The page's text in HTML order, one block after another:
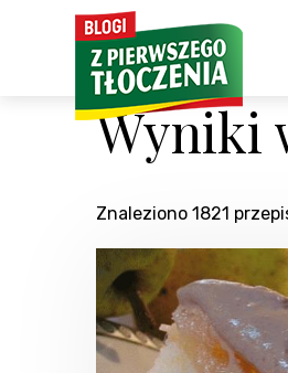
Wyniki
Znaleziono 1821